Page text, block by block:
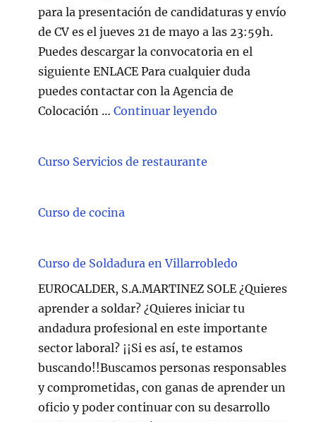
para la presentación de candidaturas y envío
de CV es el jueves 21 de mayo a las 23:59h.
Puedes descargar la convocatoria en el
siguiente ENLACE Para cualquier duda
puedes contactar con la Agencia de
Colocación …Continuar leyendo
Curso Servicios de restaurante
Curso de cocina
Curso de Soldadura en Villarrobledo
EUROCALDER, S.A.MARTINEZ SOLE ¿Quieres
aprender a soldar? ¿Quieres iniciar tu
andadura profesional en este importante
sector laboral? ¡¡Si es así, te estamos
buscando!!Buscamos personas responsables
y comprometidas, con ganas de aprender un
oficio y poder continuar con su desarrollo